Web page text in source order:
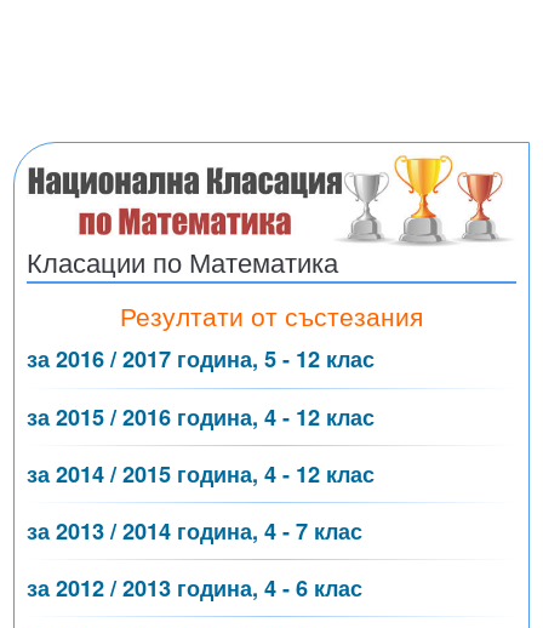
Класации по Математика
Резултати от състезания
за 2016 / 2017 година, 5 - 12 клас
за 2015 / 2016 година, 4 - 12 клас
за 2014 / 2015 година, 4 - 12 клас
за 2013 / 2014 година, 4 - 7 клас
за 2012 / 2013 година, 4 - 6 клас